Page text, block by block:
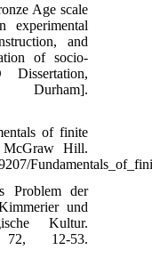
Age scale
and
of socio-
Dissertation,
of finite
McGraw Hill.
Problem der
und
Kultur.
72, 12-53.